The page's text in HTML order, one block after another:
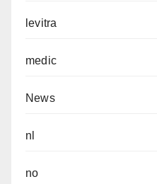
levitra
medic
News
nl
no